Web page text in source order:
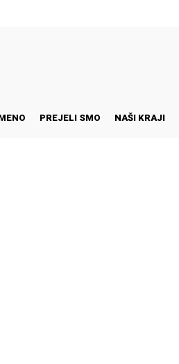
PREJELI SMO NAŠI KRAJI